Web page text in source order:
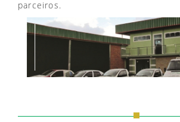
parceiros.